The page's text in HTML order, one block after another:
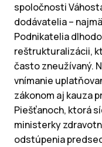
spoločnosti
dodávatelia –
Podnikatelia
reštrukturalizácii,
často zneužívaný.
vnímanie
zákonom aj kauza
Piešťanoch, ktorá
ministerky
odstúpenia